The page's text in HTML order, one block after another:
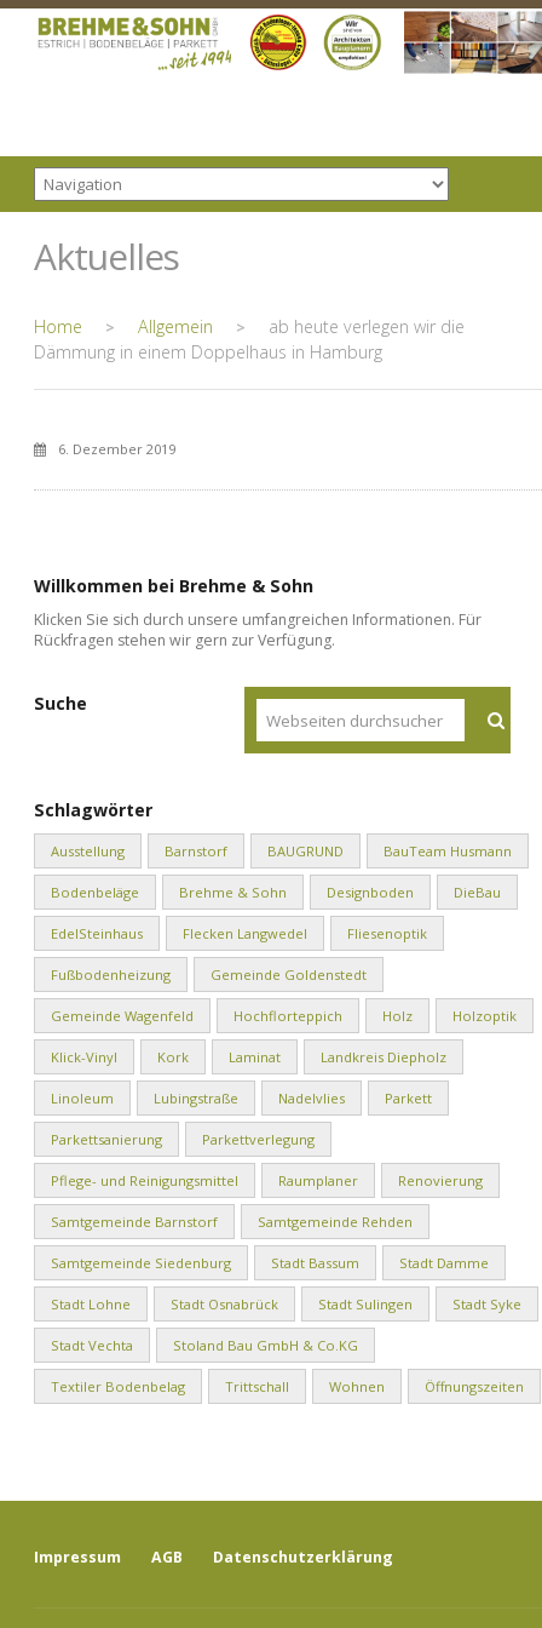
Aktuelles
Home > Allgemein >
ab heute verlegen wir die
Dämmung in einem Doppelhaus in Hamburg
6. Dezember 2019
Willkommen bei Brehme & Sohn
Klicken Sie sich durch unsere umfangreichen Informationen. Für
Rückfragen stehen wir gern zur Verfügung.
Suche
Schlagwörter
Ausstellung Barnstorf BAUGRUND BauTeam Husmann
Bodenbeläge Brehme & Sohn Designboden DieBau
EdelSteinhaus Flecken Langwedel Fliesenoptik
Fußbodenheizung Gemeinde Goldenstedt
Gemeinde Wagenfeld Hochflorteppich Holz Holzoptik
Klick-Vinyl Kork Laminat Landkreis Diepholz
Linoleum Lubingstraße Nadelvlies Parkett
Parkettsanierung Parkettverlegung
Pflege- und Reinigungsmittel Raumplaner Renovierung
Samtgemeinde Barnstorf Samtgemeinde Rehden
Samtgemeinde Siedenburg Stadt Bassum Stadt Damme
Stadt Lohne Stadt Osnabrück Stadt Sulingen Stadt Syke
Stadt Vechta Stoland Bau GmbH & Co.KG
Textiler Bodenbelag Trittschall Wohnen Öffnungszeiten
Impressum AGB Datenschutzerklärung